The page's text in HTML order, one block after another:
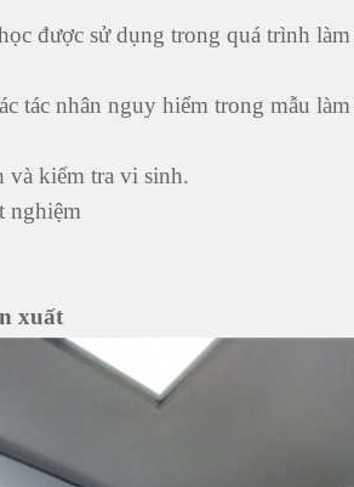
được sử dụng trong quá trình
tác nhân nguy hiểm trong mẫu
và kiểm tra vi sinh.
nghiệm
xuất